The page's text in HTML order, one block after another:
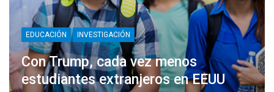
EDUCACIÓN INVESTIGACIÓN
Con Trump, cada vez menos
estudiantes extranjeros en EEUU